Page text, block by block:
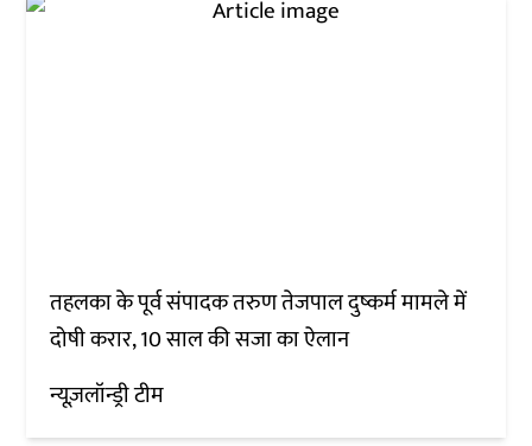
तहलका के पूर्व संपादक तरुण तेजपाल दुष्कर्म मामले में
दोषी करार, 10 साल की सजा का ऐलान
न्यूज़लॉन्ड्री टीम